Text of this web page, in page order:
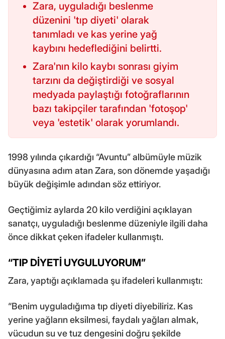
Zara, uyguladığı beslenme
düzenini 'tıp diyeti' olarak
tanımladı ve kas yerine yağ
kaybını hedeflediğini belirtti.
Zara'nın kilo kaybı sonrası giyim
tarzını da değiştirdiği ve sosyal
medyada paylaştığı fotoğraflarının
bazı takipçiler tarafından 'fotoşop'
veya 'estetik' olarak yorumlandı.
1998 yılında çıkardığı “Avuntu” albümüyle müzik
dünyasına adım atan Zara, son dönemde yaşadığı
büyük değişimle adından söz ettiriyor.
Geçtiğimiz aylarda 20 kilo verdiğini açıklayan
sanatçı, uyguladığı beslenme düzeniyle ilgili daha
önce dikkat çeken ifadeler kullanmıştı.
“TIP DİYETİ UYGULUYORUM”
Zara, yaptığı açıklamada şu ifadeleri kullanmıştı:
“Benim uyguladığıma tıp diyeti diyebiliriz. Kas
yerine yağların eksilmesi, faydalı yağları almak,
vücudun su ve tuz dengesini doğru şekilde